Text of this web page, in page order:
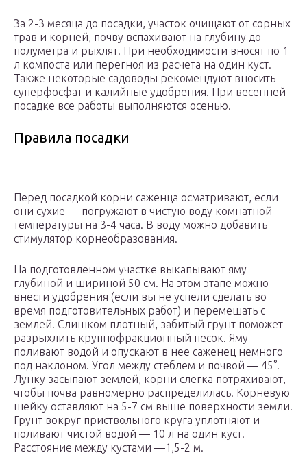
За 2-3 месяца до посадки, участок очищают от сорных
трав и корней, почву вспахивают на глубину до
полуметра и рыхлят. При необходимости вносят по 1
л компоста или перегноя из расчета на один куст.
Также некоторые садоводы рекомендуют вносить
суперфосфат и калийные удобрения. При весенней
посадке все работы выполняются осенью.
Правила посадки
Перед посадкой корни саженца осматривают, если
они сухие — погружают в чистую воду комнатной
температуры на 3-4 часа. В воду можно добавить
стимулятор корнеобразования.
На подготовленном участке выкапывают яму
глубиной и шириной 50 см. На этом этапе можно
внести удобрения (если вы не успели сделать во
время подготовительных работ) и перемешать с
землей. Слишком плотный, забитый грунт поможет
разрыхлить крупнофракционный песок. Яму
поливают водой и опускают в нее саженец немного
под наклоном. Угол между стеблем и почвой — 45°.
Лунку засыпают землей, корни слегка потряхивают,
чтобы почва равномерно распределилась. Корневую
шейку оставляют на 5-7 см выше поверхности земли.
Грунт вокруг приствольного круга уплотняют и
поливают чистой водой — 10 л на один куст.
Расстояние между кустами —1,5-2 м.